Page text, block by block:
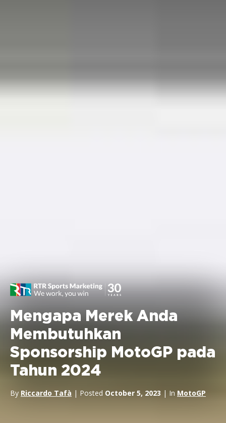
Mengapa Merek Anda
Membutuhkan
Sponsorship MotoGP pada
Tahun 2024
By Riccardo Tafà | Posted October 5, 2023 | In MotoGP